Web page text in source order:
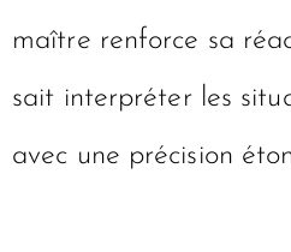
maître renforce sa
sait interpréter les
avec une précision